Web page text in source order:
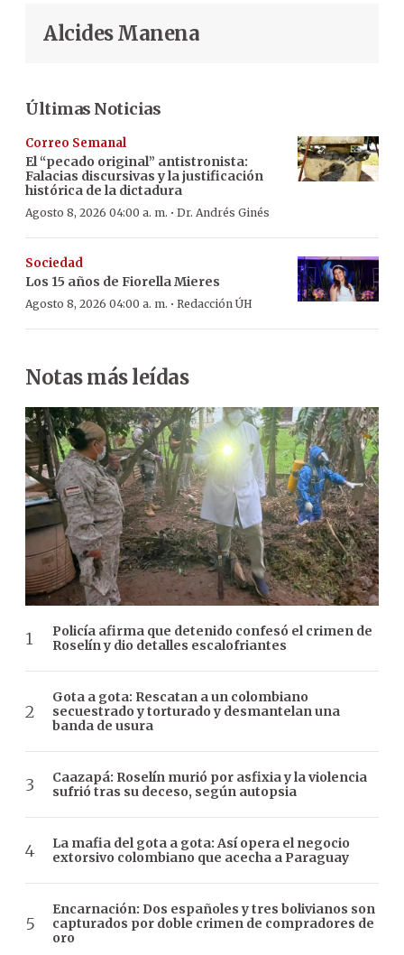
Alcides Manena
Últimas Noticias
Correo Semanal
El “pecado original” antistronista:
Falacias discursivas y la justificación
histórica de la dictadura
Agosto 8, 2026 04:00 a. m. · Dr. Andrés Ginés
Sociedad
Los 15 años de Fiorella Mieres
Agosto 8, 2026 04:00 a. m. · Redacción ÚH
Notas más leídas
Policía afirma que detenido confesó el crimen de
Roselín y dio detalles escalofriantes
Gota a gota: Rescatan a un colombiano
secuestrado y torturado y desmantelan una
banda de usura
Caazapá: Roselín murió por asfixia y la violencia
sufrió tras su deceso, según autopsia
La mafia del gota a gota: Así opera el negocio
extorsivo colombiano que acecha a Paraguay
Encarnación: Dos españoles y tres bolivianos son
capturados por doble crimen de compradores de
oro